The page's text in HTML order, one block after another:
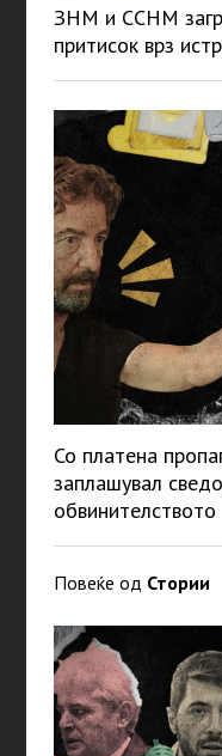
ЗНМ и ССНМ
притисок врз
Со платена
заплашувал
обвинителството
Повеќе од Стории